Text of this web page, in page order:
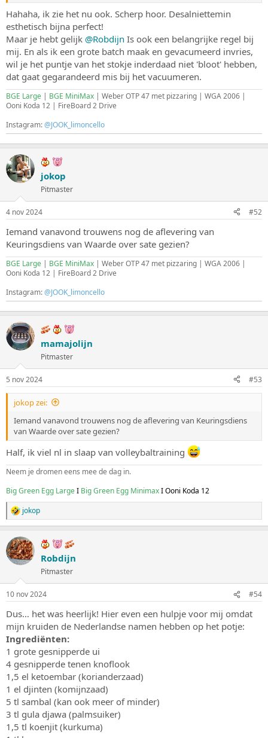
Hahaha, ik zie het nu ook. Scherp hoor. Desalniettemin
esthetisch bijna perfect!
Maar je hebt gelijk @Robdijn Is ook een belangrijke regel bij
mij. En als ik een grote batch maak en gevacumeerd invries,
wil je het puntje van het stokje inderdaad niet 'bloot' hebben,
dat gaat gegarandeerd mis bij het vacuumeren.
BGE Large | BGE MiniMax | Weber OTP 47 met pizzaring | WGA 2006 |
Ooni Koda 12 | FireBoard 2 Drive
Instagram:@JOOK_limoncello
jokop
Pitmaster
4 nov 2024 #52
Iemand vanavond trouwens nog de aflevering van
Keuringsdiens van Waarde over sate gezien?
BGE Large | BGE MiniMax | Weber OTP 47 met pizzaring | WGA 2006 |
Ooni Koda 12 | FireBoard 2 Drive
Instagram:@JOOK_limoncello
mamajolijn
Pitmaster
5 nov 2024 #53
jokop zei:
Iemand vanavond trouwens nog de aflevering van Keuringsdiens
van Waarde over sate gezien?
Half, ik viel nl in slaap van volleybaltraining
Neem je dromen eens mee de dag in.
Big Green Egg LargeI Big Green Egg MinimaxI Ooni Koda 12
W
a
r
d
e
i
n
g
e
n
:
jokop
Robdijn
Pitmaster
10 nov 2024 #54
Dus… het was heerlijk! Hier even een hulpje voor mij omdat
mijn kruiden de Nederlandse namen hebben op het potje:
Ingrediënten:
1 grote gesnipperde ui
4 gesnipperde tenen knoflook
1,5 el ketoembar (korianderzaad)
1 el djinten (komijnzaad)
5 tl sambal (kan ook meer of minder)
3 tl gula djawa (palmsuiker)
1,5 tl koenjit (kurkuma)